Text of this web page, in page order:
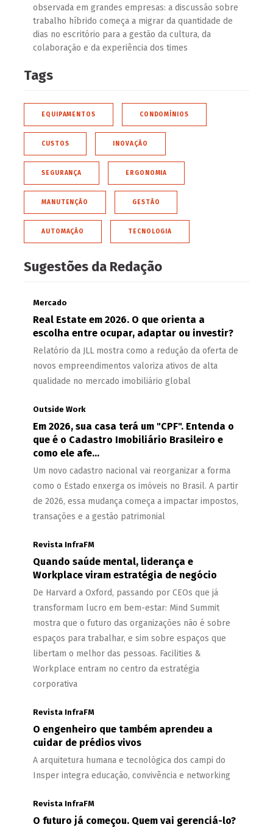
observada em grandes empresas: a discussão sobre
trabalho híbrido começa a migrar da quantidade de
dias no escritório para a gestão da cultura, da
colaboração e da experiência dos times
Tags
EQUIPAMENTOS CONDOMÍNIOS
CUSTOS INOVAÇÃO
SEGURANÇA ERGONOMIA
MANUTENÇÃO GESTÃO
AUTOMAÇÃO TECNOLOGIA
Sugestões da Redação
Mercado
Real Estate em 2026. O que orienta a
escolha entre ocupar, adaptar ou investir?
Relatório da JLL mostra como a redução da oferta de
novos empreendimentos valoriza ativos de alta
qualidade no mercado imobiliário global
Outside Work
Em 2026, sua casa terá um "CPF". Entenda o
que é o Cadastro Imobiliário Brasileiro e
como ele afe...
Um novo cadastro nacional vai reorganizar a forma
como o Estado enxerga os imóveis no Brasil. A partir
de 2026, essa mudança começa a impactar impostos,
transações e a gestão patrimonial
Revista InfraFM
Quando saúde mental, liderança e
Workplace viram estratégia de negócio
De Harvard a Oxford, passando por CEOs que já
transformam lucro em bem-estar: Mind Summit
mostra que o futuro das organizações não é sobre
espaços para trabalhar, e sim sobre espaços que
libertam o melhor das pessoas. Facilities &
Workplace entram no centro da estratégia
corporativa
Revista InfraFM
O engenheiro que também aprendeu a
cuidar de prédios vivos
A arquitetura humana e tecnológica dos campi do
Insper integra educação, convivência e networking
Revista InfraFM
O futuro já começou. Quem vai gerenciá-lo?